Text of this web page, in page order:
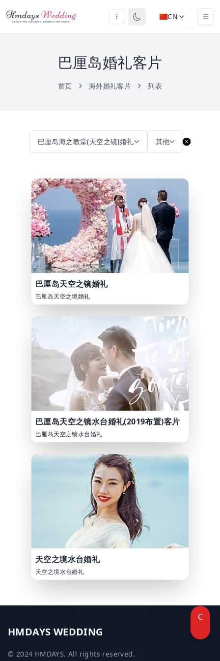
CN
巴厘岛婚礼客片
首页 海外婚礼客片 列表
巴厘岛海之教堂(天空之镜)婚礼 其他
巴厘岛天空之镜婚礼
巴厘岛天空之境婚礼
巴厘岛天空之镜水台婚礼(2019布置)客片
巴厘岛天空之镜水台婚礼
天空之境水台婚礼
天空之境水台婚礼
HMDAYS WEDDING
© 2024 HMDAYS. All rights reserved.
C